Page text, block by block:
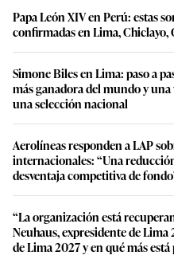
Papa León XIV en Perú: estas
confirmadas en Lima, Chiclayo,
Simone Biles en Lima: paso a
más ganadora del mundo y
una selección nacional
Aerolíneas responden a LAP
internacionales: “Una
desventaja competitiva de
“La organización está
Neuhaus, expresidente de Lima
de Lima 2027 y en qué más